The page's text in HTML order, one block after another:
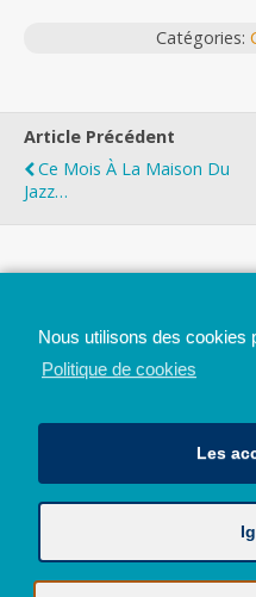
Catégories:
Article Précédent
Ce Mois À La Maison Du
Jazz…
Avec le soutien
© 2026 - Tous
Nous utilisons des cookies
Politique de cookies
Les